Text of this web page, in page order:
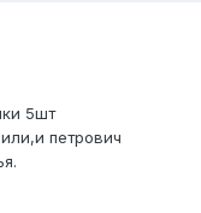
5шт
петрович